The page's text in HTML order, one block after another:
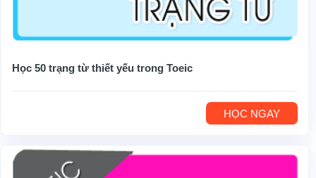
Học 50 trạng từ thiết yếu trong Toeic
HỌC NGAY